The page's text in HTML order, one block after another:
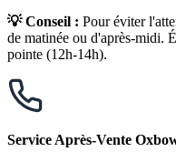
💡 Conseil : Pour éviter
de matinée ou d'après-midi.
pointe (12h-14h).
Service Après-Vente